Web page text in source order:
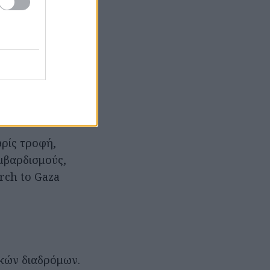
τροφή,
to Gaza
διαδρόμων.